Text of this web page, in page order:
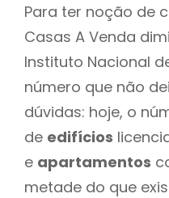
Para ter noção de
Casas A Venda
Instituto Nacional
número que não
dúvidas: hoje, o
de edifícios
e apartamentos
metade do que